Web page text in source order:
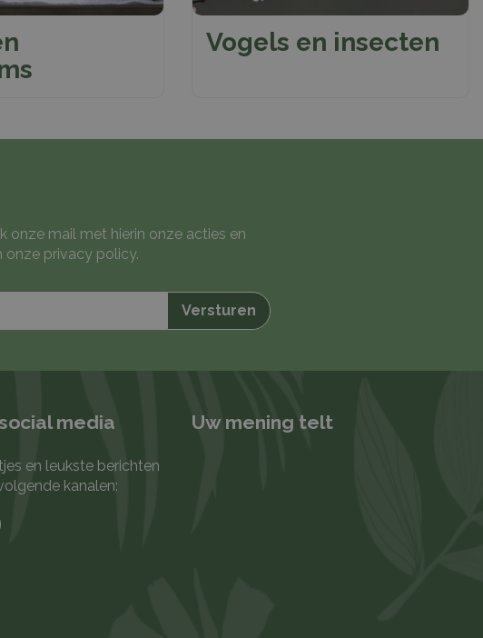
Vogels en insecten
onze mail met hierin onze acties en
onze privacy policy.
media
en leukste berichten
kanalen:
Uw mening telt